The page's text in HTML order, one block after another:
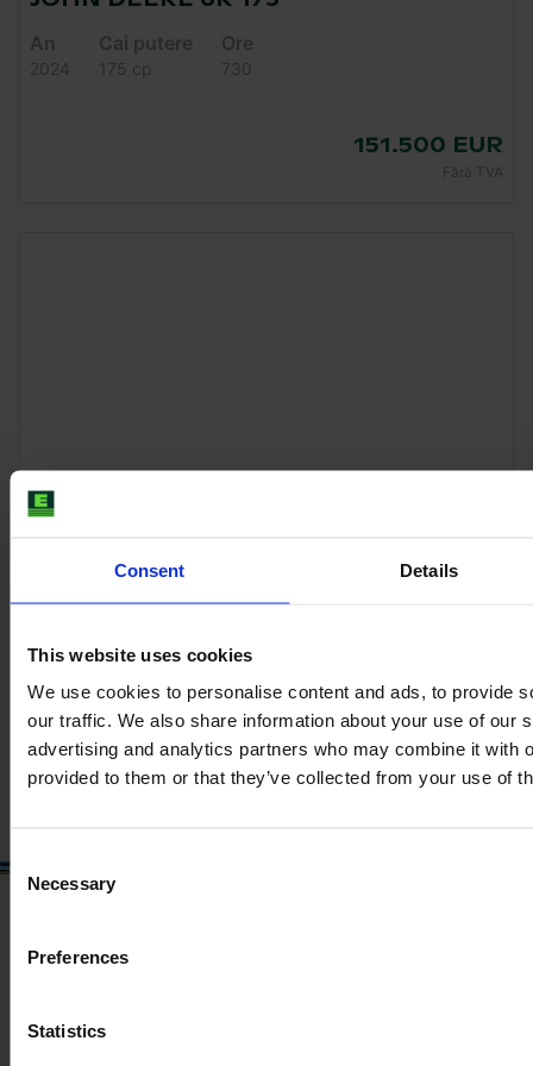
Consent Details
This website uses cookies
We use cookies to personalise content and ads, to provide
our traffic. We also share information about your use of our
advertising and analytics partners who may combine it with
provided to them or that they’ve collected from your use of
Consent
Selection
Necessary
Preferences
Statistics
An
2024
Cai putere
175 cp
Ore
730
151.500 EUR
Fără TVA
JOHN DEERE 6R 175
2024 175 cp 880
153.750 EUR
Fără TVA